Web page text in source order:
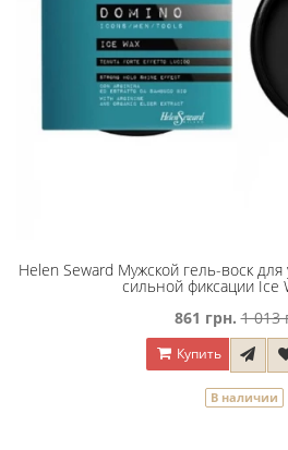
Helen Seward Мужской гель-воск
сильной фиксации Ice
861 грн. 1 013
Купить
В наличии